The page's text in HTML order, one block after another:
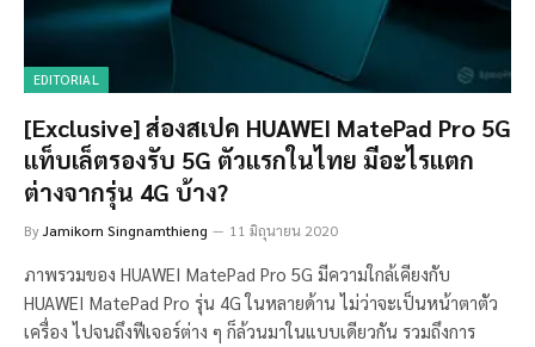
EDITORIAL
[Exclusive] ส่องสเปค HUAWEI MatePad Pro 5G
แท็บเล็ตรองรับ 5G ตัวแรกในไทย มีอะไรแตก
ต่างจากรุ่น 4G บ้าง?
ByJamikorn Singnamthieng 11 มิถุนายน 2020
ภาพรวมของ HUAWEI MatePad Pro 5G มีความใกล้เคียงกับ
HUAWEI MatePad Pro รุ่น 4G ในหลายด้าน ไม่ว่าจะเป็นหน้าตาตัว
เครื่อง ไปจนถึงฟีเจอร์ต่าง ๆ ก็ล้วนมาในแบบเดียวกัน รวมถึงการ